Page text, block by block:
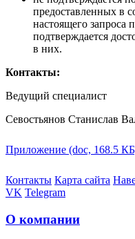
предоставленных в
настоящего запроса
подтверждается
в них.
Контакты:
Ведущий специалист
Севостьянов Станислав
Приложение (doc, 168.5
Контакты Карта сайта
VK Telegram
О компании